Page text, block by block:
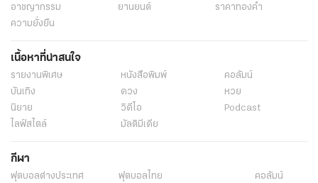
อาชญากรรม
ยานยนต์
ราคาทองคำ
ความยั่งยืน
เนื้อหาที่น่าสนใจ
รายงานพิเศษ หนังสือพิมพ์
คอลัมน์
บันเทิง
ดวง
หวย
นิยาย
วิดีโอ
Podcast
ไลฟ์สไตล์
มัลติมีเดีย
กีฬา
ฟุตบอลต่่างประเทศ ฟุตบอลไทย
คอลัมน์